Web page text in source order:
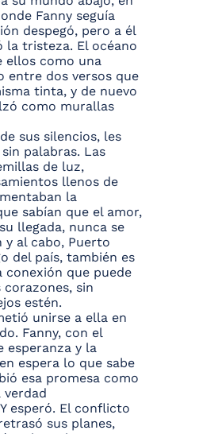
Fanny seguía
despegó, pero a él
la tristeza. El océano
ellos como una
entre dos versos que
tinta, y de nuevo
como murallas
sus silencios, les
palabras. Las
de luz,
llenos de
la
sabían que el amor,
llegada, nunca se
y al cabo, Puerto
del país, también es
conexión que puede
sin
estén.
unirse a ella en
Fanny, con el
esperanza y la
espera lo que sabe
esa promesa como
verdad
esperó. El conflicto
sus planes,